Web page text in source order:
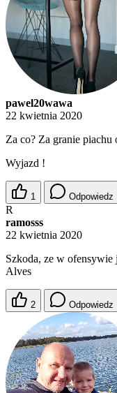
pawel20wawa
22 kwietnia 2020
Za co? Za granie piachu
Wyjazd !
1 Odpowiedz
R
ramosss
22 kwietnia 2020
Szkoda, ze w
Alves
2 Odpowiedz